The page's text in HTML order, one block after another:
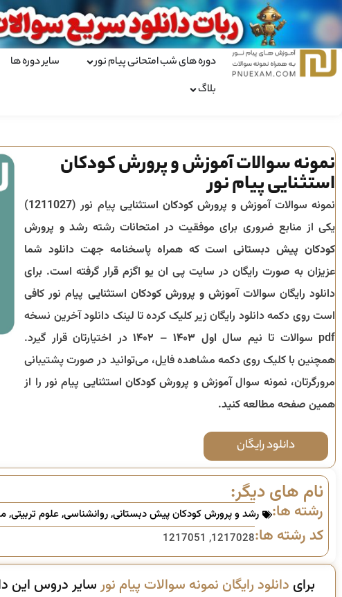
دوره های شب امتحانی پیام نور سایر دوره ها
بلاگ
نمونه سوالات آموزش و پرورش کودکان
استثنایی پیام نور
نمونه سوالاتآموزش و پرورش کودکان استثنایی پیام نور (1211027
)
یکی از منابع ضروری برای موفقیت در امتحانات رشته رشد و پرورش
کودکان پیش دبستانیاست که همراه پاسخنامه جهت دانلود شما
عزیزان به صورت رایگان در سایت پی ان یو اگزم قرار گرفته است. برای
دانلود رایگان سوالاتآموزش و پرورش کودکان استثنایی پیام نور کافی
است روی دکمه دانلود رایگان زیر کلیک کرده تا لینک دانلود آخرین نسخه
pdf سوالات تا
نیم سال اول ۱۴۰۳ – ۱۴۰۲
در اختیارتان قرار گیرد.
همچنین با کلیک روی دکمه مشاهده فایل، می‌توانید در صورت پشتیبانی
مرورگرتان، نمونه سوالآموزش و پرورش کودکان استثنایی پیام نور را از
همین صفحه مطالعه کنید.
دانلود رایگان
نام های دیگر:
رشته ها: رشد و پرورش کودکان پیش دبستانی,روانشناسی,علوم تربیتی,
کد رشته ها:1217028, 1217051
برای دانلود رایگان نمونه سوالات پیام نورسایر دروس این